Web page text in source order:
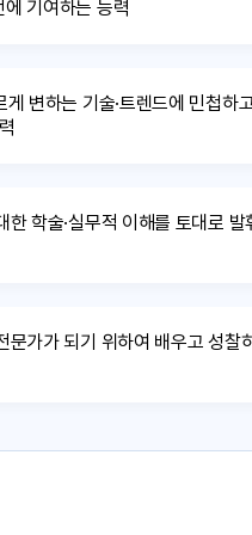
기여하는 능력
게 변하는 기술·트렌드에 민첩하
한 학술·실무적 이해를 토대로 발
문가가 되기 위하여 배우고 성찰